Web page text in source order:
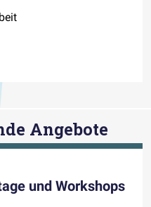
Angebote
und Workshops